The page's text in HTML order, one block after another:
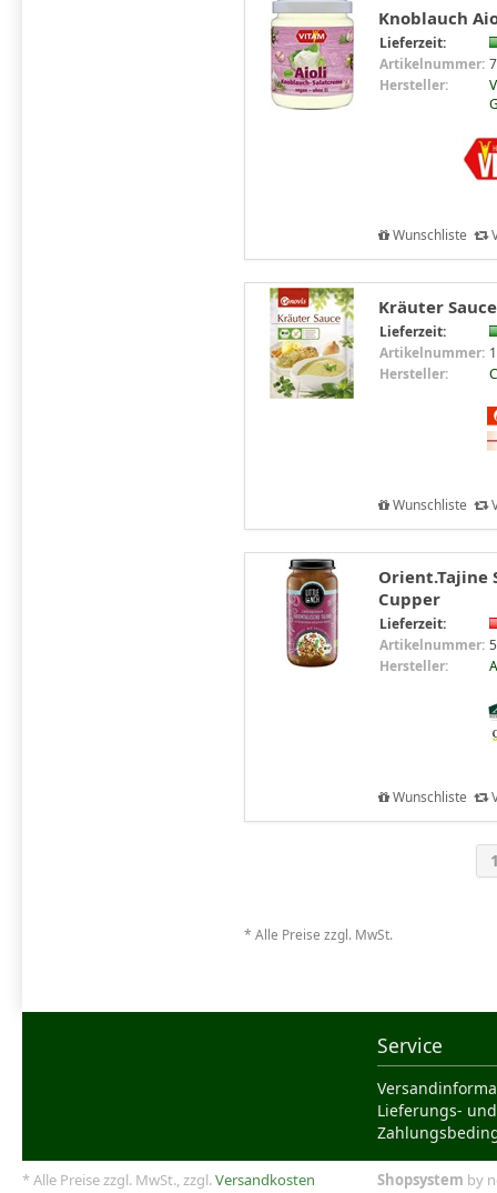
Knoblauch
Lieferzeit:
Artikelnummer:
Hersteller:
Wunschliste
Kräuter
Lieferzeit:
Artikelnummer:
Hersteller:
Wunschliste
Orient.Tajine
Cupper
Lieferzeit:
Artikelnummer:
Hersteller:
Wunschliste
* Alle Preise zzgl. MwSt.
Service
Lieferungs- und
* Alle Preise zzgl. MwSt., zzgl.Versandkosten Shopsystem by